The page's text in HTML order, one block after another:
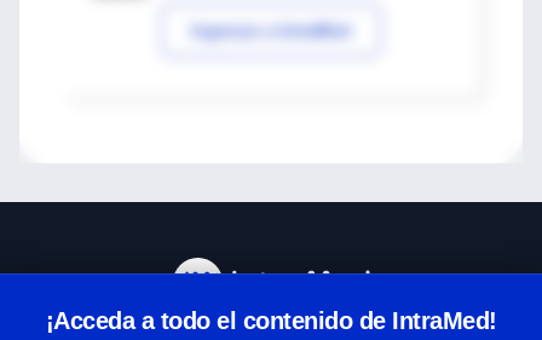
Ingresar a IntraMed
¡Acceda a todo el contenido de IntraMed!